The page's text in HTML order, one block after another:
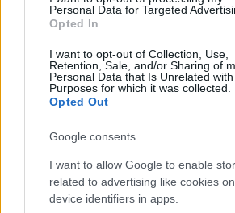
Personal Data for Targeted
Opted In
I want to opt-out of Collection, Use,
Retention, Sale, and/or Sharing of
Personal Data that Is Unrelated
Purposes for which it was collected.
Opted Out
Google consents
I want to allow Google to enable
related to advertising like cookies
device identifiers in apps.